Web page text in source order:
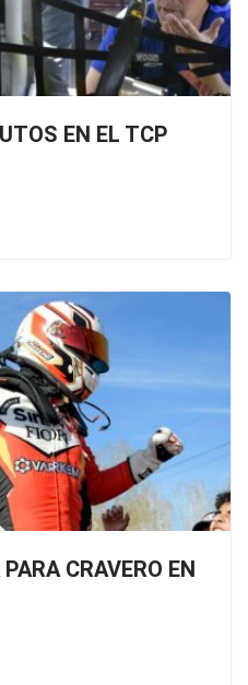
EN EL TCP
CRAVERO EN